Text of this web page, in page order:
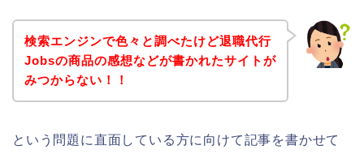
検索エンジンで色々と調べたけど退職代行
Jobsの商品の感想などが書かれたサイトが
みつからない！！
という問題に直面している方に向けて記事を書かせて